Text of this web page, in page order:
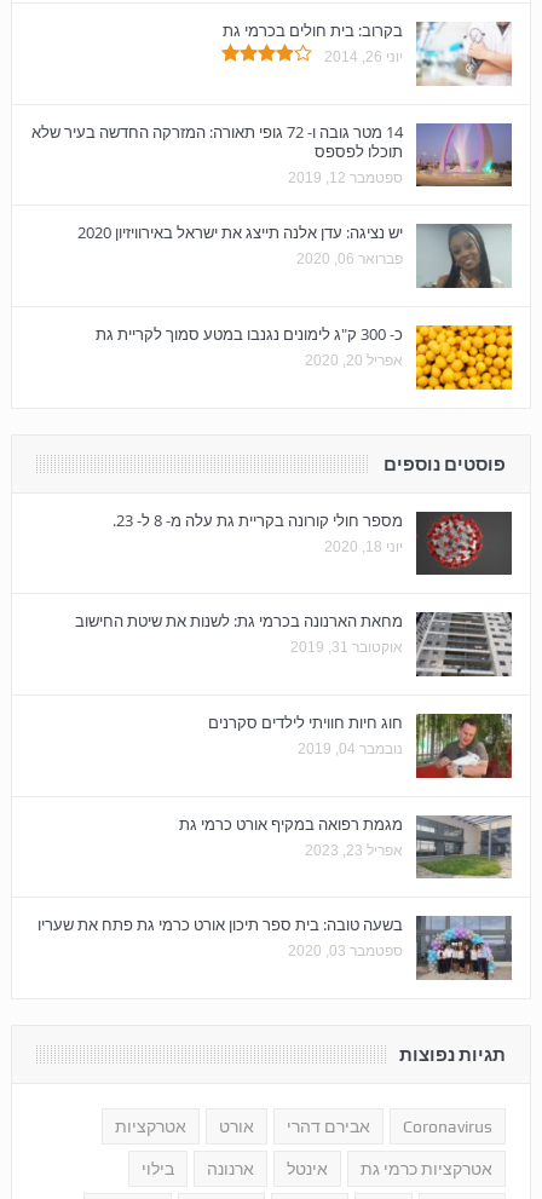
בקרוב: בית חולים בכרמי גת
יוני 26, 2014
14 מטר גובה ו- 72 גופי תאורה: המזרקה החדשה בעיר שלא
תוכלו לפספס
ספטמבר 12, 2019
יש נציגה: עדן אלנה תייצג את ישראל באירוויזיון 2020
פברואר 06, 2020
כ- 300 ק"ג לימונים נגנבו במטע סמוך לקריית גת
אפריל 20, 2020
פוסטים נוספים
מספר חולי קורונה בקריית גת עלה מ- 8 ל- 23.
יוני 18, 2020
מחאת הארנונה בכרמי גת: לשנות את שיטת החישוב
אוקטובר 31, 2019
חוג חיות חוויתי לילדים סקרנים
נובמבר 04, 2019
מגמת רפואה במקיף אורט כרמי גת
אפריל 23, 2023
בשעה טובה: בית ספר תיכון אורט כרמי גת פתח את שעריו
ספטמבר 03, 2020
תגיות נפוצות
Coronavirus אבירם דהרי אורט אטרקציות
אטרקציות כרמי גת אינטל ארנונה בילוי